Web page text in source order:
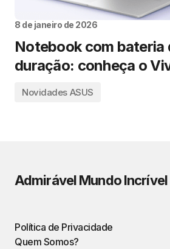
8 de janeiro de 2026
Notebook com bateria
duração: conheça o
Novidades ASUS
Admirável Mundo Incrível
Política de Privacidade
Quem Somos?